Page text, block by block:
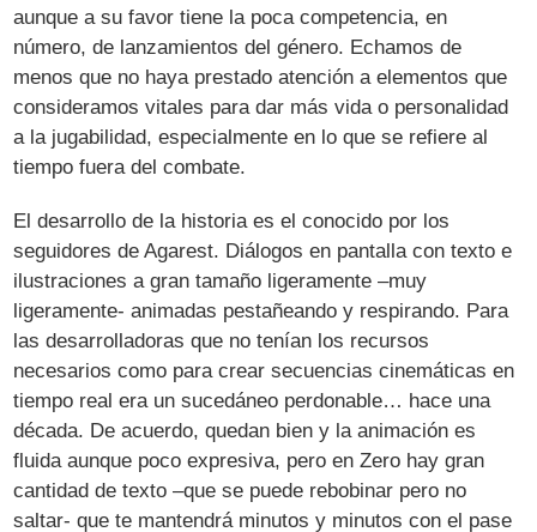
aunque a su favor tiene la poca competencia, en
número, de lanzamientos del género. Echamos de
menos que no haya prestado atención a elementos que
consideramos vitales para dar más vida o personalidad
a la jugabilidad, especialmente en lo que se refiere al
tiempo fuera del combate.
El desarrollo de la historia es el conocido por los
seguidores de Agarest. Diálogos en pantalla con texto e
ilustraciones a gran tamaño ligeramente –muy
ligeramente- animadas pestañeando y respirando. Para
las desarrolladoras que no tenían los recursos
necesarios como para crear secuencias cinemáticas en
tiempo real era un sucedáneo perdonable… hace una
década. De acuerdo, quedan bien y la animación es
fluida aunque poco expresiva, pero en Zero hay gran
cantidad de texto –que se puede rebobinar pero no
saltar- que te mantendrá minutos y minutos con el pase